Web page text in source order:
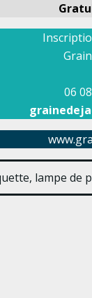
06
lampe de